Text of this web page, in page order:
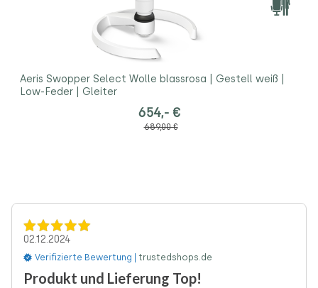
Aeris Swopper Select Wolle blassrosa | Gestell weiß |
Low-Feder | Gleiter
654,- €
689,00 €
02.12.2024
Verifizierte Bewertung |trustedshops.de
Produkt und Lieferung Top!